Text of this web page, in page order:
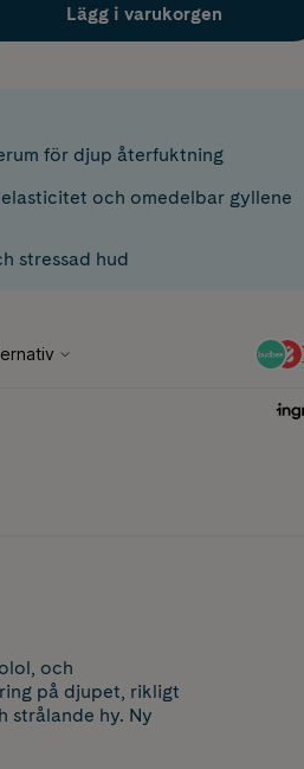
Lägg i varukorgen
för djup återfuktning
och omedelbar gyllene
stressad hud
och
på djupet, rikligt
strålande hy. Ny